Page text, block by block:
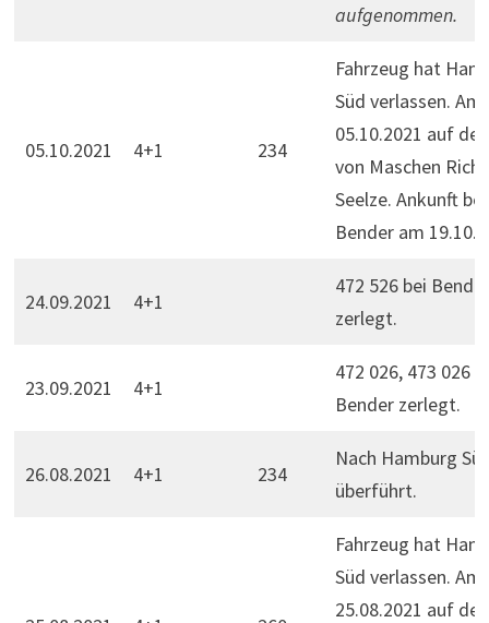
aufgenommen.
05.10.2021 4+1 234
Fahrzeug hat
Süd verlassen. Am
05.10.2021 auf
von Maschen
Seelze. Ankunft bei
Bender am
24.09.2021 4+1
472 526 bei Bender
zerlegt.
23.09.2021 4+1
472 026, 473 026
Bender zerlegt.
26.08.2021 4+1 234
Nach Hamburg
überführt.
Fahrzeug hat
Süd verlassen. Am
25.08.2021 auf